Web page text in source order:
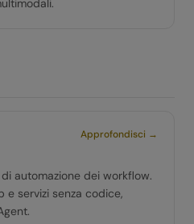
Approfondisci →
automazione dei workflow.
e servizi senza codice,